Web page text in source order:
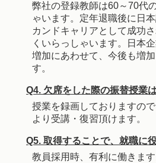
弊社の登録教師は60～70代
ゃいます。定年退職後に日
カンドキャリアとして成功
くいらっしゃいます。日本
増加にあわせて、今後も増
す。
Q4. 欠席をした際の振替授業
授業を録画しておりますの
より受講・復習頂けます。
Q5. 取得することで、就職に
教員採用時、有利に働きま